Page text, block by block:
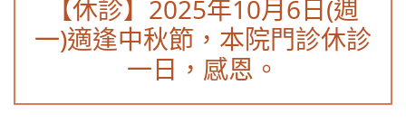
【休診】2025年10月6日(週
一)適逢中秋節，本院門診休診
一日，感恩。